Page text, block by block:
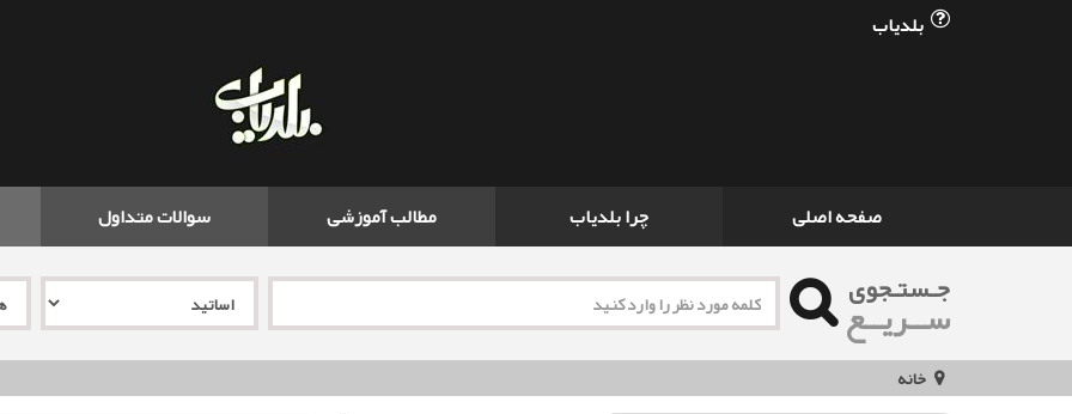
بلدیاب
صفحه اصلی چرا بلدیاب مطالب آموزشی سوالات متداول
جـستـجوی
ســریــع
خانه